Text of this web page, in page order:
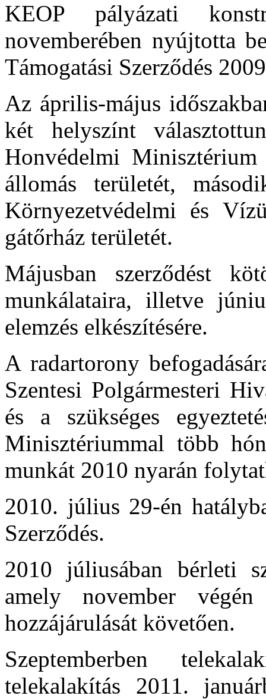
KEOP pályázati
novemberében nyújtotta
Támogatási Szerződés
Az április-május
két helyszínt
Honvédelmi
állomás területét,
Környezetvédelmi és
gátőrház területét.
Májusban szerződést
munkálataira, illetve
elemzés elkészítésére.
A radartorony
Szentesi Polgármesteri
és a szükséges
Minisztériummal több
munkát 2010 nyarán
2010. július 29-én
Szerződés.
2010 júliusában bérleti
amely november
hozzájárulását követően.
Szeptemberben
telekalakítás 2011.